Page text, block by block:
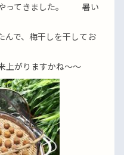
やってきました。 暑い
で、梅干しを干してお
上がりますかね〜〜